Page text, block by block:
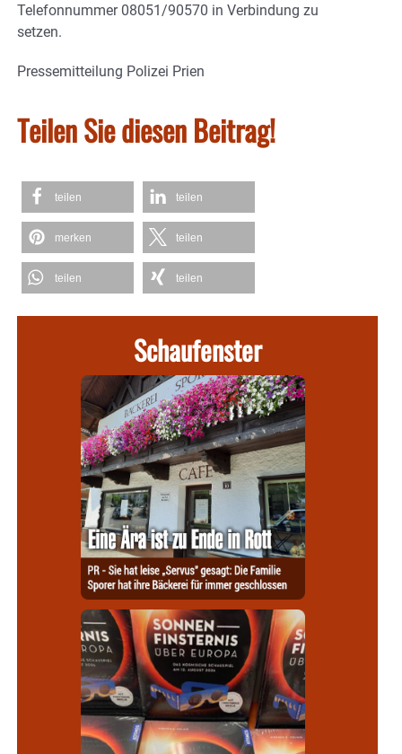
Telefonnummer 08051/90570 in Verbindung zu
setzen.
Pressemitteilung Polizei Prien
Teilen Sie diesen Beitrag!
teilen teilen
merken teilen
teilen teilen
Schaufenster